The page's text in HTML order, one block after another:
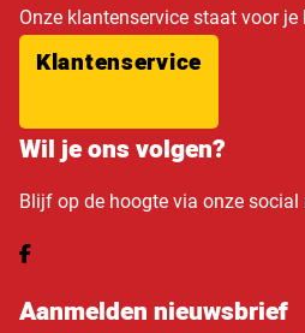
Onze klantenservice staat voor je
Klantenservice
Wil je ons volgen?
Blijf op de hoogte via onze social
Aanmelden nieuwsbrief